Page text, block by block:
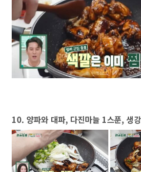
10. 양파와 대파, 다진마늘 1스푼, 생